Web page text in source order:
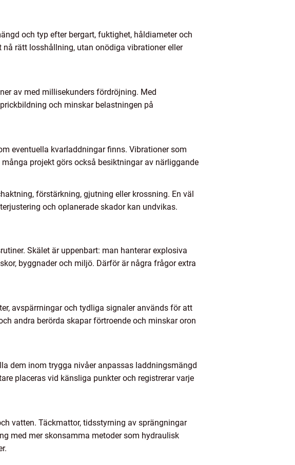
och typ efter bergart, fuktighet, håldiameter och
rätt losshållning, utan onödiga vibrationer eller
av med millisekunders fördröjning. Med
och minskar belastningen på
eventuella kvarladdningar finns. Vibrationer som
projekt görs också besiktningar av närliggande
förstärkning, gjutning eller krossning. En väl
och oplanerade skador kan undvikas.
Skälet är uppenbart: man hanterar explosiva
byggnader och miljö. Därför är några frågor extra
avspärrningar och tydliga signaler används för att
andra berörda skapar förtroende och minskar oron
dem inom trygga nivåer anpassas laddningsmängd
placeras vid känsliga punkter och registrerar varje
vatten. Täckmattor, tidsstyrning av sprängningar
med mer skonsamma metoder som hydraulisk